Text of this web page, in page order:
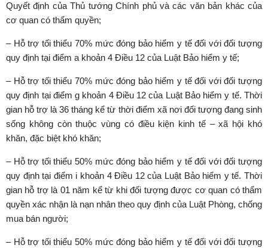
Quyết định của Thủ tướng Chính phủ và các văn bản khác của
cơ quan có thẩm quyền;
– Hỗ trợ tối thiểu 70% mức đóng bảo hiểm y tế đối với đối tượng
quy định tại điểm a khoản 4 Điều 12 của Luật Bảo hiểm y tế;
– Hỗ trợ tối thiểu 70% mức đóng bảo hiểm y tế đối với đối tượng
quy định tại điểm g khoản 4 Điều 12 của Luật Bảo hiểm y tế. Thời
gian hỗ trợ là 36 tháng kể từ thời điểm xã nơi đối tượng đang sinh
sống không còn thuộc vùng có điều kiện kinh tế – xã hội khó
khăn, đặc biệt khó khăn;
– Hỗ trợ tối thiểu 50% mức đóng bảo hiểm y tế đối với đối tượng
quy định tại điểm i khoản 4 Điều 12 của Luật Bảo hiểm y tế. Thời
gian hỗ trợ là 01 năm kể từ khi đối tượng được cơ quan có thẩm
quyền xác nhận là nạn nhân theo quy định của Luật Phòng, chống
mua bán người;
– Hỗ trợ tối thiểu 50% mức đóng bảo hiểm y tế đối với đối tượng